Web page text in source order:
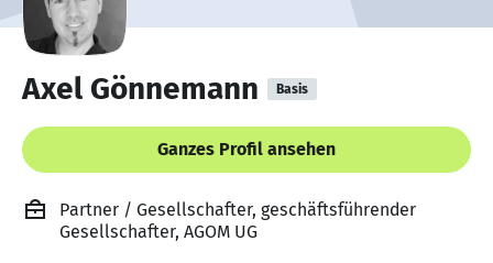
Axel Gönnemann Basis
Ganzes Profil ansehen
Partner / Gesellschafter, geschäftsführender
Gesellschafter, AGOM UG